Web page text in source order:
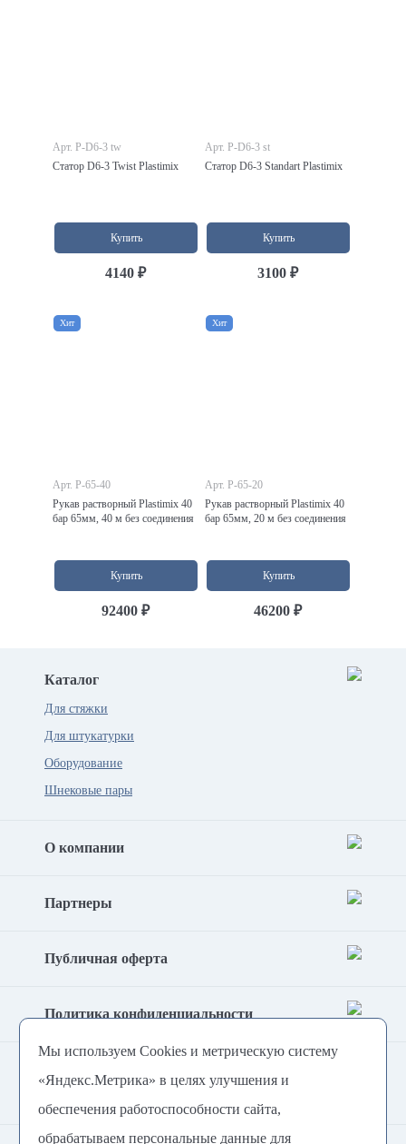
Мы используем Cookies и метрическую систему
«Яндекс.Метрика» в целях улучшения и
обеспечения работоспособности сайта,
обрабатываем персональные данные для
Арт. P-D6-3 tw
Статор D6-3 Twist Plastimix
Купить
4140 ₽
Арт. P-D6-3 st
Статор D6-3 Standart Plastimix
Купить
3100 ₽
Хит
Арт. P-65-40
Рукав растворный Plastimix 40
бар 65мм, 40 м без соединения
Купить
92400 ₽
Хит
Арт. P-65-20
Рукав растворный Plastimix 40
бар 65мм, 20 м без соединения
Купить
46200 ₽
Каталог
Для стяжки
Для штукатурки
Оборудование
Шнековые пары
О компании
Партнеры
Публичная оферта
Политика конфиденциальности